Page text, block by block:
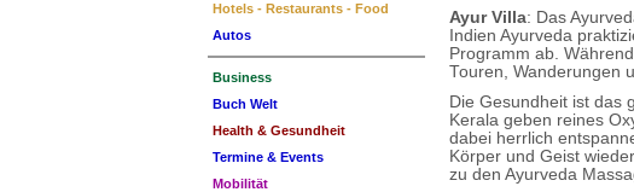
Ayur Villa: Das
Indien Ayurveda
Programm ab.
Touren, Wanderungen
Die Gesundheit ist das
Kerala geben reines
dabei herrlich
Körper und Geist
zu den Ayurveda
Hotels - Restaurants - Food
Autos
Business
Buch Welt
Health & Gesundheit
Termine & Events
Mobilität